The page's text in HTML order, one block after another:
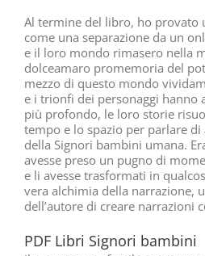
Al termine del libro, ho provato
come una separazione da un
e il loro mondo rimasero nella
dolceamaro promemoria del
mezzo di questo mondo
e i trionfi dei personaggi hanno
più profondo, le loro storie
tempo e lo spazio per parlare
della Signori bambini umana.
avesse preso un pugno di
e li avesse trasformati in
vera alchimia della narrazione,
dell’autore di creare narrazioni
PDF Libri Signori bambini